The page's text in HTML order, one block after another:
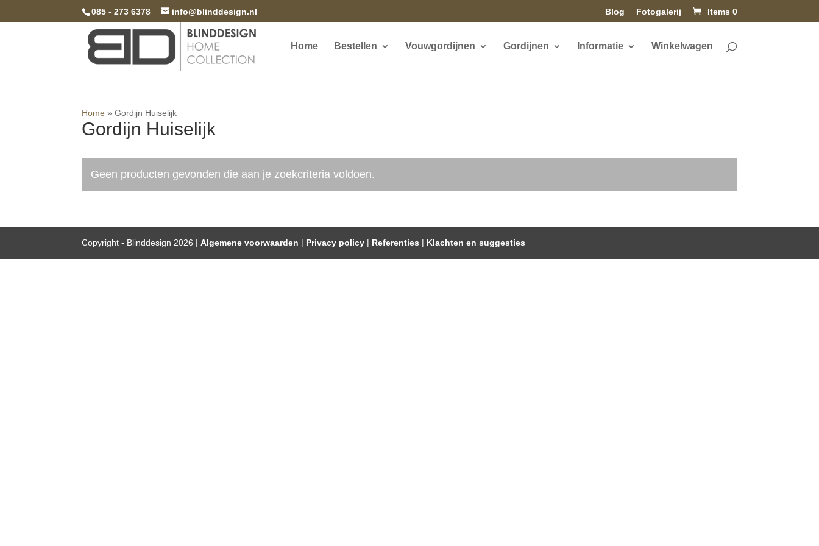
085 - 273 6378 info@blinddesign.nl Blog Fotogalerij Items 0
Home Bestellen Vouwgordijnen Gordijnen Informatie Winkelwagen
Home »Gordijn Huiselijk
Gordijn Huiselijk
Geen producten gevonden die aan je zoekcriteria voldoen.
Copyright - Blinddesign 2026 |Algemene voorwaarden | Privacy policy | Referenties | Klachten en suggesties